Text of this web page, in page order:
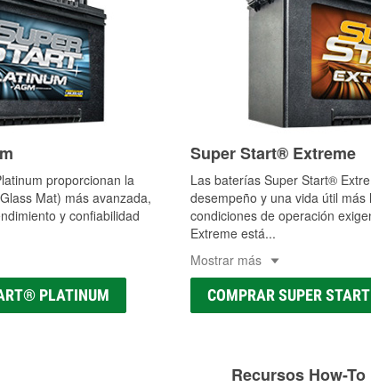
proporcionan la
Mat) más avanzada,
y confiabilidad
PLATINUM
Super Start® Extreme
Las baterías Super Start®
desempeño y una vida útil más
condiciones de operación
Extreme está...
Mostrar más
COMPRAR SUPER
Recursos How-